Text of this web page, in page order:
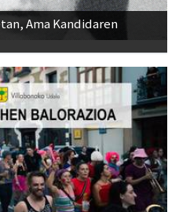
Ama Kandidaren